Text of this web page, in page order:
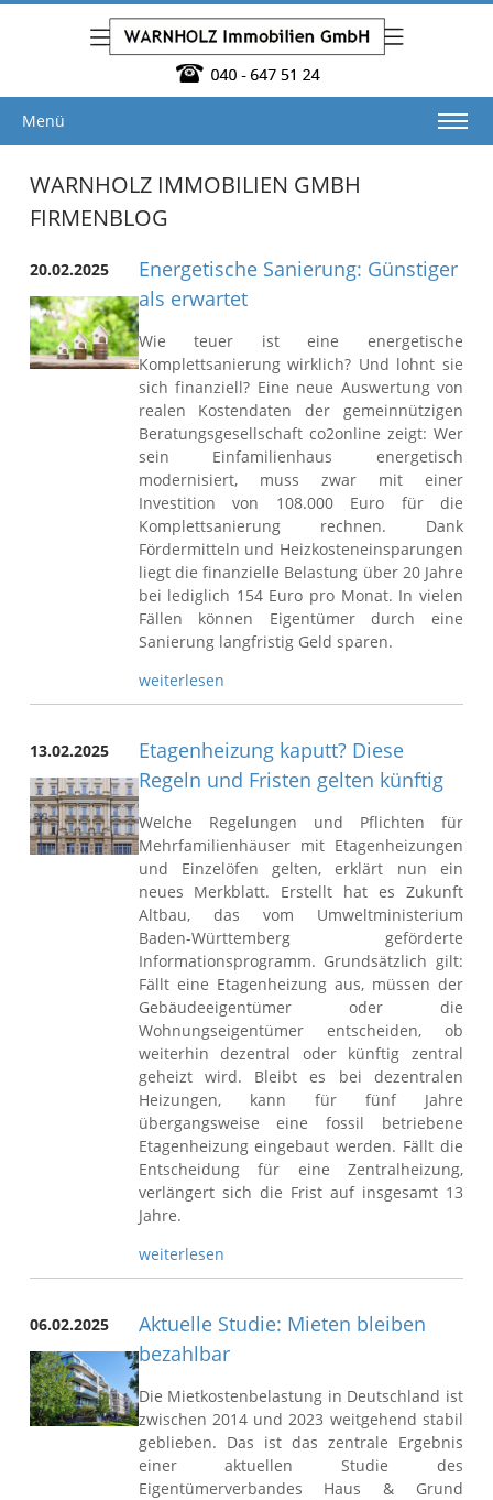
Menü
WARNHOLZ IMMOBILIEN GMBH
FIRMENBLOG
20.02.2025
Energetische Sanierung: Günstiger
als erwartet
Wie teuer ist eine energetische
Komplettsanierung wirklich? Und lohnt sie
sich finanziell? Eine neue Auswertung von
realen Kostendaten der gemeinnützigen
Beratungsgesellschaft co2online zeigt: Wer
sein Einfamilienhaus energetisch
modernisiert, muss zwar mit einer
Investition von 108.000 Euro für die
Komplettsanierung rechnen. Dank
Fördermitteln und Heizkosteneinsparungen
liegt die finanzielle Belastung über 20 Jahre
bei lediglich 154 Euro pro Monat. In vielen
Fällen können Eigentümer durch eine
Sanierung langfristig Geld sparen.
weiterlesen
13.02.2025
Etagenheizung kaputt? Diese
Regeln und Fristen gelten künftig
Welche Regelungen und Pflichten für
Mehrfamilienhäuser mit Etagenheizungen
und Einzelöfen gelten, erklärt nun ein
neues Merkblatt. Erstellt hat es Zukunft
Altbau, das vom Umweltministerium
Baden-Württemberg geförderte
Informationsprogramm. Grundsätzlich gilt:
Fällt eine Etagenheizung aus, müssen der
Gebäudeeigentümer oder die
Wohnungseigentümer entscheiden, ob
weiterhin dezentral oder künftig zentral
geheizt wird. Bleibt es bei dezentralen
Heizungen, kann für fünf Jahre
übergangsweise eine fossil betriebene
Etagenheizung eingebaut werden. Fällt die
Entscheidung für eine Zentralheizung,
verlängert sich die Frist auf insgesamt 13
Jahre.
weiterlesen
06.02.2025
Aktuelle Studie: Mieten bleiben
bezahlbar
Die Mietkostenbelastung in Deutschland ist
zwischen 2014 und 2023 weitgehend stabil
geblieben. Das ist das zentrale Ergebnis
einer aktuellen Studie des
Eigentümerverbandes Haus & Grund